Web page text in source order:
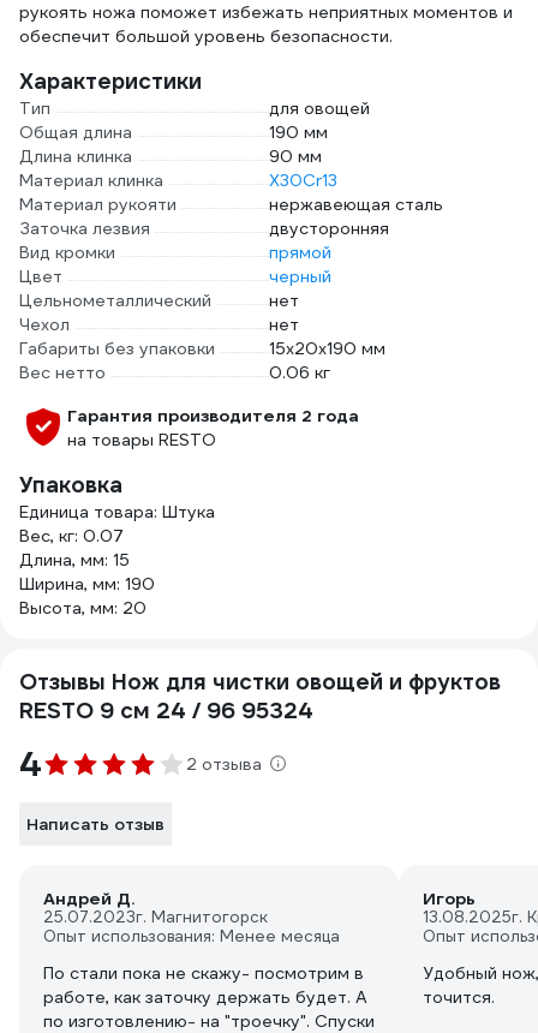
рукоять ножа поможет избежать неприятных моментов и
обеспечит большой уровень безопасности.
Характеристики
Тип
для овощей
Общая длина
190 мм
Длина клинка
90 мм
Материал клинка
X30Cr13
Материал рукояти
нержавеющая сталь
Заточка лезвия
двусторонняя
Вид кромки
прямой
Цвет
черный
Цельнометаллический
нет
Чехол
нет
Габариты без упаковки
15x20x190 мм
Вес нетто
0.06 кг
Гарантия производителя 2 года
на товары RESTO
Упаковка
Единица товара: Штука
Вес, кг: 0.07
Длина, мм: 15
Ширина, мм: 190
Высота, мм: 20
Отзывы Нож для чистки овощей и фруктов
RESTO 9 см 24 / 96 95324
4 2 отзыва
Написать отзыв
Андрей Д.
25.07.2023г. Магнитогорск
Опыт использования: Менее месяца
По стали пока не скажу- посмотрим в
работе, как заточку держать будет. А
по изготовлению- на "троечку". Спуски
Игорь
13.08.2025г.
Опыт
Удобный
точится.